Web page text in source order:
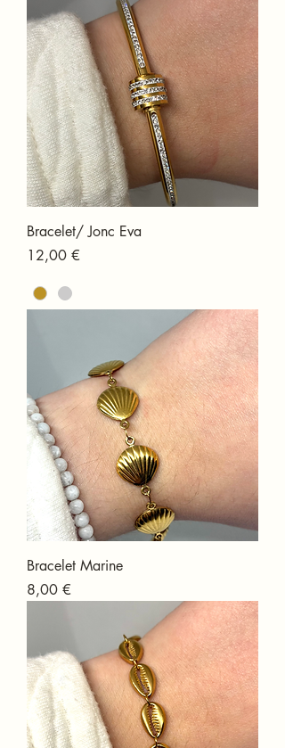
Bracelet/ Jonc Eva
Prix
12,00 €
Bracelet Marine
Prix
8,00 €